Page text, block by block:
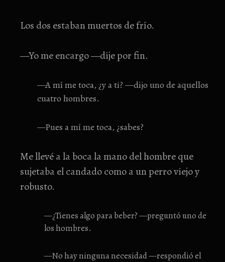
Los dos estaban muertos de frío.
—Yo me encargo —dije por fin.
—A mí me toca, ¿y a ti? —dijo uno de aquellos
cuatro hombres.
—Pues a mí me toca, ¿sabes?
Me llevé a la boca la mano del hombre que
sujetaba el candado como a un perro viejo y
robusto.
—¿Tienes algo para beber? —preguntó uno de
los hombres.
—No hay ninguna necesidad —respondió el